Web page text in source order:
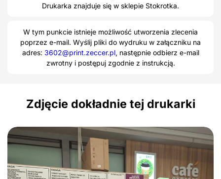
Drukarka znajduje się w sklepie Stokrotka.
W tym punkcie istnieje możliwość utworzenia zlecenia
poprzez e-mail. Wyślij pliki do wydruku w załączniku na
adres: 3602@print.zeccer.pl, następnie odbierz e-mail
zwrotny i postępuj zgodnie z instrukcją.
Zdjęcie dokładnie tej drukarki